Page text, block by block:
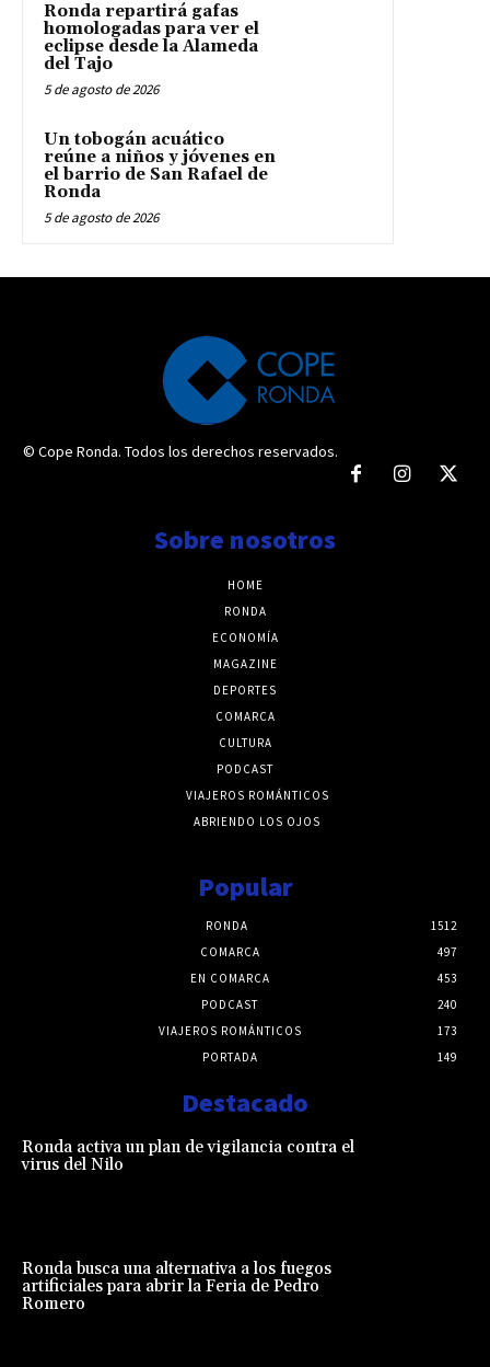
Ronda repartirá gafas
homologadas para ver el
eclipse desde la Alameda
del Tajo
5 de agosto de 2026
Un tobogán acuático
reúne a niños y jóvenes en
el barrio de San Rafael de
Ronda
5 de agosto de 2026
© Cope Ronda. Todos los derechos reservados.
Sobre nosotros
HOME
RONDA
ECONOMÍA
MAGAZINE
DEPORTES
COMARCA
CULTURA
PODCAST
VIAJEROS ROMÁNTICOS
ABRIENDO LOS OJOS
Popular
RONDA
1512
COMARCA
497
EN COMARCA
453
PODCAST
240
VIAJEROS ROMÁNTICOS
173
PORTADA
149
Destacado
Ronda activa un plan de vigilancia contra el
virus del Nilo
Ronda busca una alternativa a los fuegos
artificiales para abrir la Feria de Pedro
Romero